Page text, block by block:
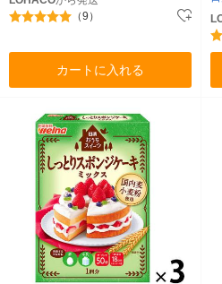
（9）
カートに入れる